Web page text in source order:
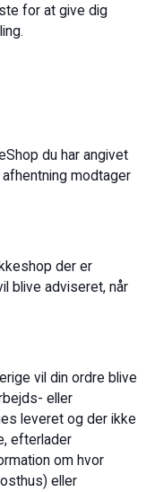
for at give dig
du har angivet
modtager
der er
blive adviseret, når
vil din ordre blive
eller
leveret og der ikke
efterlader
om hvor
eller